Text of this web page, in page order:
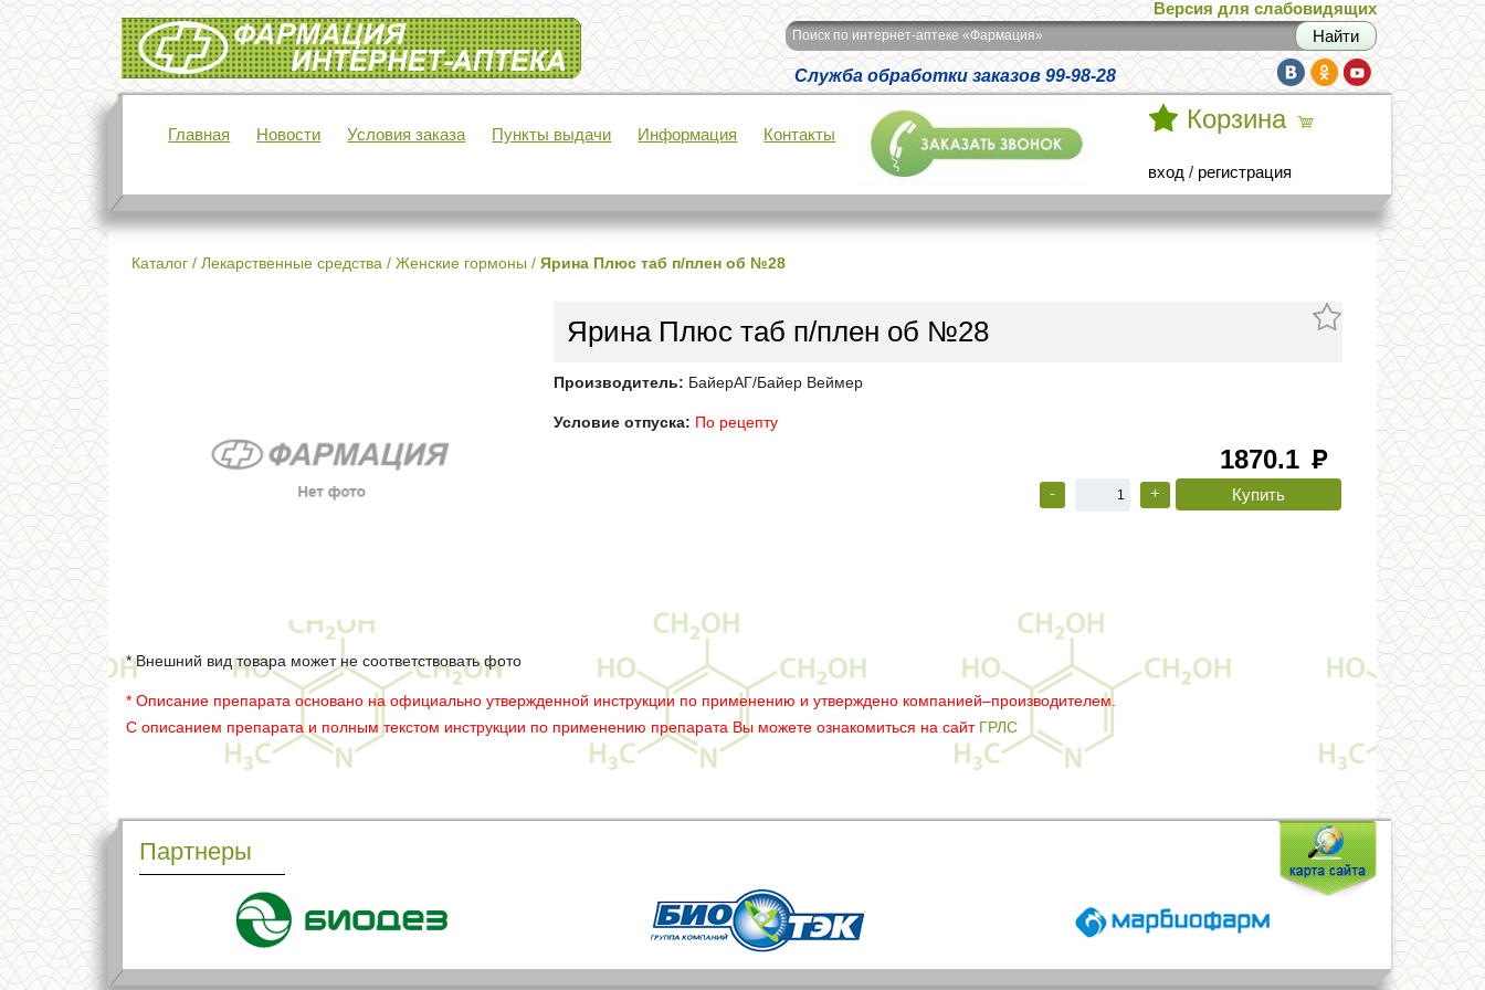
Интернет-аптека Фармация
Версия для слабовидящих
Поиск по интернет-аптеке «Фармация»
Служба обработки заказов 99-98-28
Главная Новости Условия заказа Пункты выдачи Информация Контакты
Корзина
вход / регистрация
Каталог / Лекарственные средства / Женские гормоны / Ярина Плюс таб п/плен об №28
Ярина Плюс таб п/плен об №28
Производитель: БайерАГ/Байер Веймер
Условие отпуска: По рецепту
1870.1 руб
- +
* Внешний вид товара может не соответствовать фото
* Описание препарата основано на официально утвержденной инструкции по применению и утверждено компанией–производителем.
С описанием препарата и полным текстом инструкции по применению препарата Вы можете ознакомиться на сайт ГРЛС
Партнеры